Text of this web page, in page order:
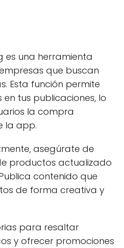
es una herramienta
que buscan
Esta función permite
tus publicaciones, lo
la compra
la app.
asegúrate de
productos actualizado
contenido que
de forma creativa y
para resaltar
y ofrecer promociones